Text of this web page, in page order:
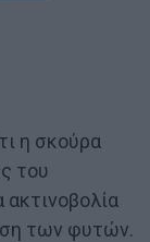
η σκούρα
του
ακτινοβολία
των φυτών.